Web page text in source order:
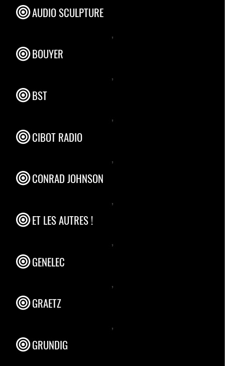
AUDIO SCULPTURE
,
BOUYER
,
BST
,
CIBOT RADIO
,
CONRAD JOHNSON
,
ET LES AUTRES !
,
GENELEC
,
GRAETZ
,
GRUNDIG